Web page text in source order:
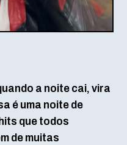
a noite cai, vira
é uma noite de
que todos
de muitas